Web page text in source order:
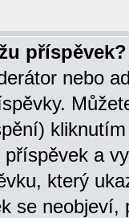
příspěvek?
nebo
a
který
se